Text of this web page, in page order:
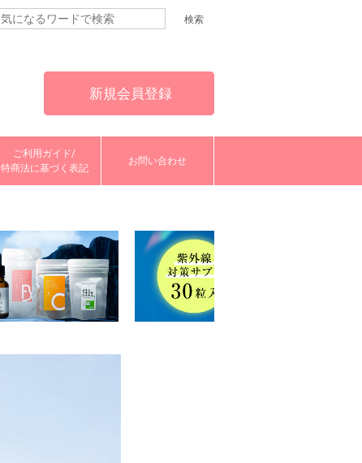
新規会員登録
ご利用ガイド/
特商法に基づく表記
お問い合わせ